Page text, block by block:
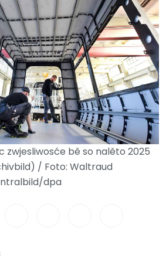
zwjesliwosće bě so nalěto 2025
/ Foto: Waltraud
dpa